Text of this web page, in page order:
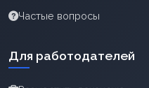
Частые вопросы
Для работодателей